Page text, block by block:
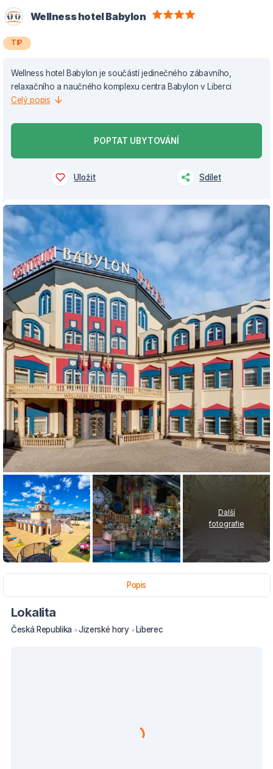
Wellness hotel Babylon
TIP
Wellness hotel Babylon je součástí jedinečného zábavního,
relaxačního a naučného komplexu centra Babylon v Liberci
Celý popis
POPTAT UBYTOVÁNÍ
Uložit Sdílet
Další
fotografie
Popis
Lokalita
Česká Republika Jizerské hory Liberec